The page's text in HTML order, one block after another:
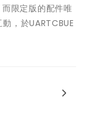
限定版的配件唯
，於UARTCBUE